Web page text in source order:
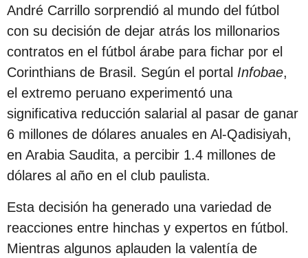
c
i
ó
n
2
a
ñ
o
s
d
e
s
André Carrillo sorprendió al mundo del fútbol
con su decisión de dejar atrás los millonarios
contratos en el fútbol árabe para fichar por el
Corinthians de Brasil. Según el portal Infobae,
el extremo peruano experimentó una
significativa reducción salarial al pasar de ganar
6 millones de dólares anuales en Al-Qadisiyah,
en Arabia Saudita, a percibir 1.4 millones de
dólares al año en el club paulista.
Esta decisión ha generado una variedad de
reacciones entre hinchas y expertos en fútbol.
Mientras algunos aplauden la valentía de